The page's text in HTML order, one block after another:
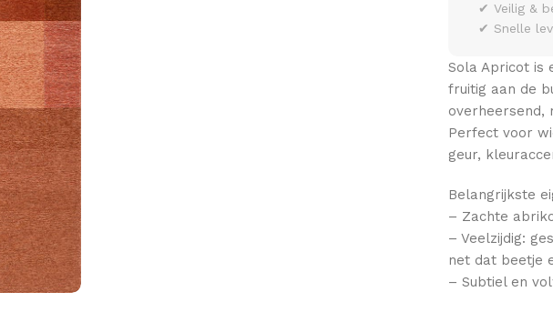
✔ Veilig &
✔ Snelle
Sola Apricot is
fruitig aan de
overheersend,
Perfect voor
geur,
Belangrijkste
– Zachte
– Veelzijdig:
net dat beetje
– Subtiel en